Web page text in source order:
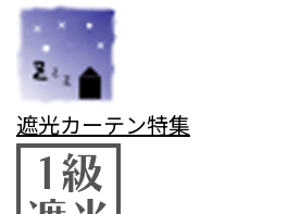
遮光カーテン特集